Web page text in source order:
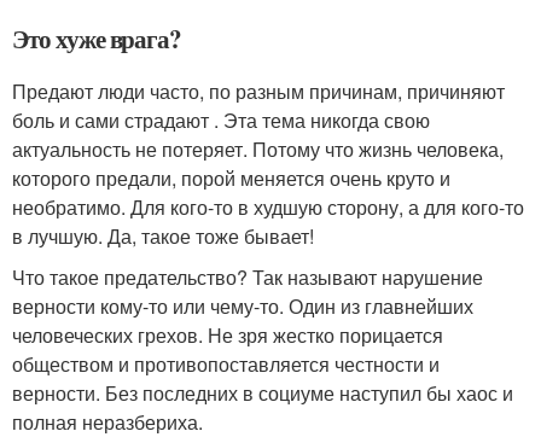
Это хуже врага?
Предают люди часто, по разным причинам, причиняют
боль и сами страдают . Эта тема никогда свою
актуальность не потеряет. Потому что жизнь человека,
которого предали, порой меняется очень круто и
необратимо. Для кого-то в худшую сторону, а для кого-то
в лучшую. Да, такое тоже бывает!
Что такое предательство? Так называют нарушение
верности кому-то или чему-то. Один из главнейших
человеческих грехов. Не зря жестко порицается
обществом и противопоставляется честности и
верности. Без последних в социуме наступил бы хаос и
полная неразбериха.